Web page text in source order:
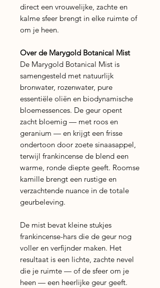
direct een vrouwelijke, zachte en
kalme sfeer brengt in elke ruimte of
om je heen.
Over de Marygold Botanical Mist
De Marygold Botanical Mist is
samengesteld met natuurlijk
bronwater, rozenwater, pure
essentiële oliën en biodynamische
bloemessences. De geur opent
zacht bloemig — met roos en
geranium — en krijgt een frisse
ondertoon door zoete sinaasappel,
terwijl frankincense de blend een
warme, ronde diepte geeft. Roomse
kamille brengt een rustige en
verzachtende nuance in de totale
geurbeleving.
De mist bevat kleine stukjes
frankincense-hars die de geur nog
voller en verfijnder maken. Het
resultaat is een lichte, zachte nevel
die je ruimte — of de sfeer om je
heen — een heerlijke geur geeft.